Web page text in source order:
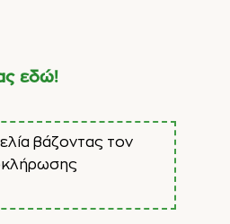
εδώ!
βάζοντας τον